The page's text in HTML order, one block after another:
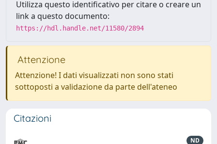
Utilizza questo identificativo per citare o creare un
link a questo documento:
https://hdl.handle.net/11580/2894
Attenzione
Attenzione! I dati visualizzati non sono stati
sottoposti a validazione da parte dell'ateneo
Citazioni
ND